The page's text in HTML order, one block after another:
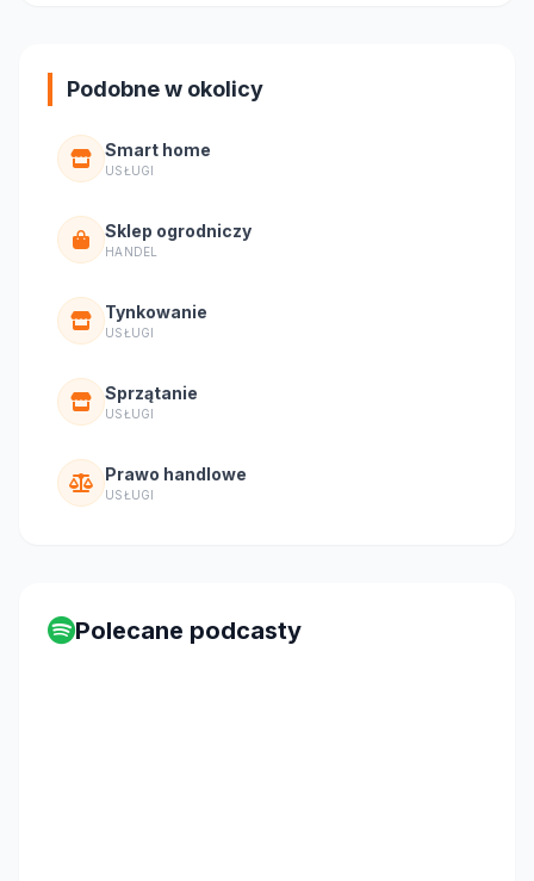
Podobne w okolicy
Smart home
USŁUGI
Sklep ogrodniczy
HANDEL
Tynkowanie
USŁUGI
Sprzątanie
USŁUGI
Prawo handlowe
USŁUGI
Polecane podcasty